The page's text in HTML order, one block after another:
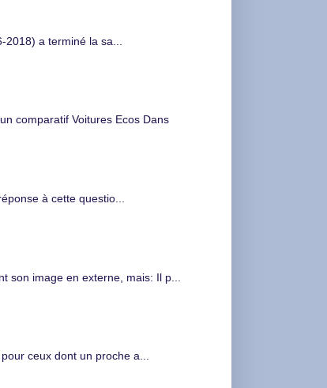
a terminé la sa...
comparatif Voitures Ecos Dans
à cette questio...
son image en externe, mais: Il p...
ceux dont un proche a...